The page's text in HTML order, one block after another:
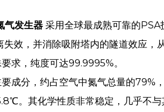
气发生器采用全球最成熟可靠的PSA
失效，并消除吸附塔内的隧道效应
求，纯度可达99.9995%。
成分，约占空气中氮气总量的79%
。其化学性质非常稳定，几乎不